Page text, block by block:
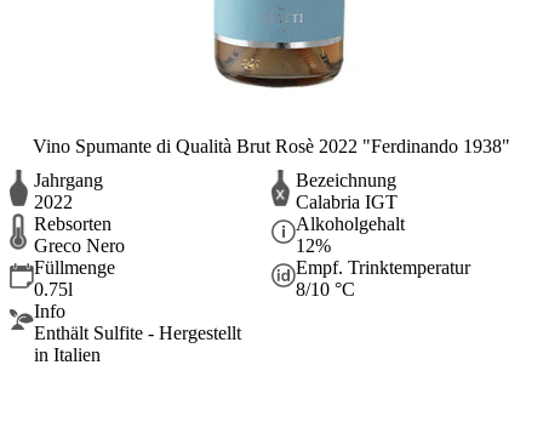
Vino Spumante di Qualità Brut Rosè 2022 "Ferdinando 1938"
Jahrgang
2022
Bezeichnung
Calabria IGT
Rebsorten
Greco Nero
Alkoholgehalt
12%
Füllmenge
0.75l
Empf. Trinktemperatur
8/10 °C
Info
Enthält Sulfite - Hergestellt
in Italien